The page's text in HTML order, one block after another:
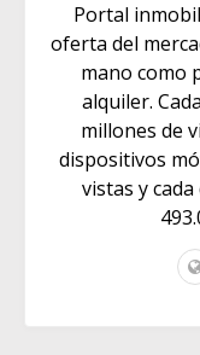
Portal
oferta del
mano como
alquiler.
millones de
dispositivos
vistas y